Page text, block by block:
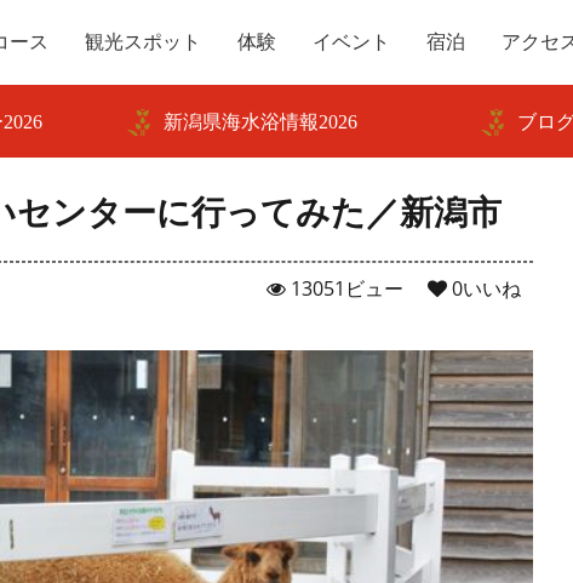
ース 観光スポット 体験 イベント 宿泊 アクセ
新潟県海水浴情報2026 ブロ
ンターに行ってみた／新潟市
0いいね
13051ビュー